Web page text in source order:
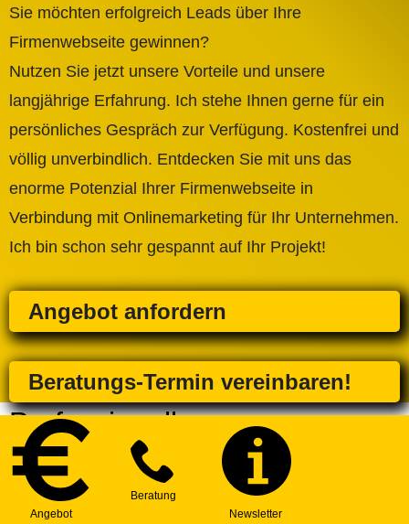
Sie möchten erfolgreich Leads über Ihre
Firmenwebseite gewinnen?
Nutzen Sie jetzt unsere Vorteile und unsere
langjährige Erfahrung. Ich stehe Ihnen gerne für ein
persönliches Gespräch zur Verfügung. Kostenfrei und
völlig unverbindlich. Entdecken Sie mit uns das
enorme Potenzial Ihrer Firmenwebseite in
Verbindung mit Onlinemarketing für Ihr Unternehmen.
Ich bin schon sehr gespannt auf Ihr Projekt!
Angebot anfordern
Beratungs-Termin vereinbaren!
Professionelle
Firmenwebseite erstellen
lassen - Weitere